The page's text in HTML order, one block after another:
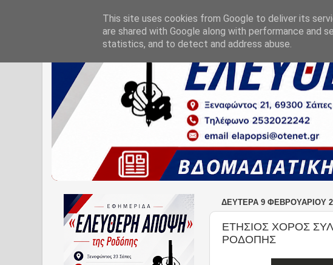
ΔΕΥΤΈΡΑ 9 ΦΕΒΡΟΥΑΡΊΟΥ
ΕΤΗΣΙΟΣ ΧΟΡΟΣ
ΡΟΔΟΠΗΣ
This site uses cookies from Google to deliver its
are shared with Google along with performance and
statistics, and to detect and address abuse.